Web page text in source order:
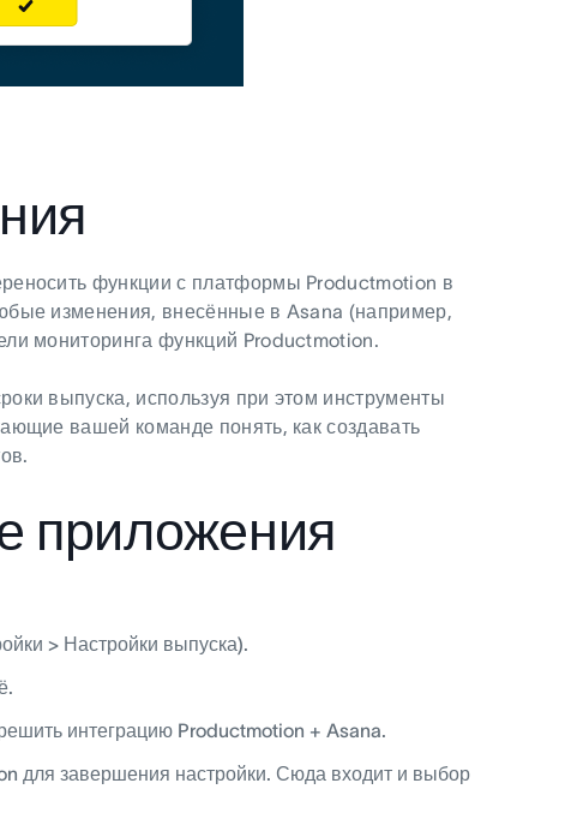
функции с платформы Productmotion в
изменения, внесённые в Asana (например,
мониторинга функций Productmotion.
выпуска, используя при этом инструменты
вашей команде понять, как создавать
приложения
> Настройки выпуска).
интеграцию Productmotion + Asana.
для завершения настройки. Сюда входит и выбор